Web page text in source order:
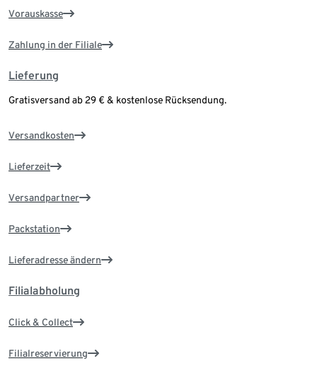
Vorauskasse
Zahlung in der Filiale
Lieferung
Gratisversand ab 29 € & kostenlose Rücksendung.
Versandkosten
Lieferzeit
Versandpartner
Packstation
Lieferadresse ändern
Filialabholung
Click & Collect
Filialreservierung